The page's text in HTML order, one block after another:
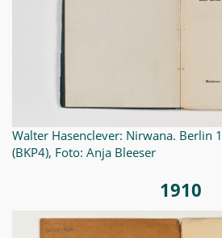
Walter Hasenclever: Nirwana. Berlin
(BKP4), Foto: Anja Bleeser
1910